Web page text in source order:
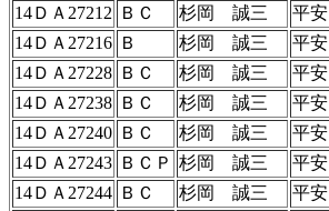
14ＤＡ27212
ＢＣ 杉岡 誠三
平安
14ＤＡ27216 Ｂ 杉岡 誠三
平安
14ＤＡ27228 ＢＣ 杉岡 誠三
平安
14ＤＡ27238 ＢＣ 杉岡 誠三
平安
14ＤＡ27240 ＢＣ 杉岡 誠三
平安
14ＤＡ27243 ＢＣＰ 杉岡 誠三
平安
14ＤＡ27244 ＢＣ 杉岡 誠三
平安